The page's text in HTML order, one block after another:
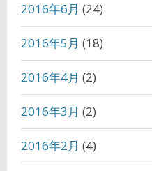
2016年6月 (24)
2016年5月 (18)
2016年4月 (2)
2016年3月 (2)
2016年2月 (4)